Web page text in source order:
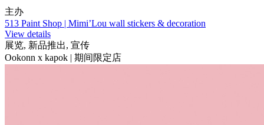
主办
513 Paint Shop | Mimi’Lou wall stickers & decoration
View details
展览, 新品推出, 宣传
Ookonn x kapok | 期间限定店